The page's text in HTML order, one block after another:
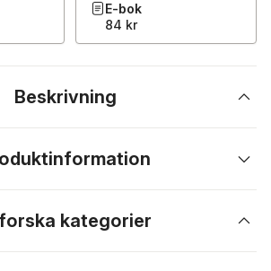
E-bok
84 kr
Beskrivning
kategorier